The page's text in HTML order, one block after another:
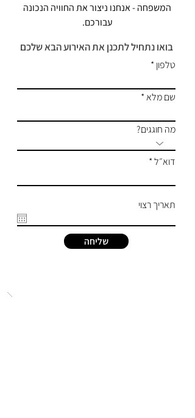
המשפחה - אנחנו ניצור את החוויה הנכונה
עבורכם.
בואו נתחיל לתכנן את האירוע הבא שלכם
טלפון
שם מלא
מה חוגגים?
דוא״ל
תאריך רצוי
שליחה